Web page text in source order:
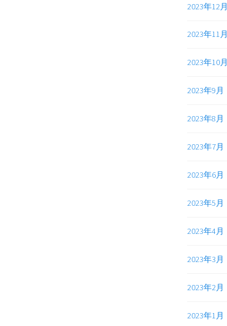
2023年12月
2023年11月
2023年10月
2023年9月
2023年8月
2023年7月
2023年6月
2023年5月
2023年4月
2023年3月
2023年2月
2023年1月